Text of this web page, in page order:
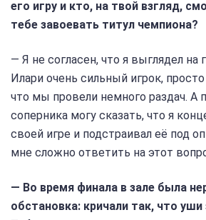
его игру и кто, на твой взгляд,
тебе завоевать титул чемпиона?
— Я не согласен, что я выглядел на
Илари очень сильный игрок,
что мы провели немного раздач. А
соперника могу сказать, что я
своей игре и подстраивал её под
мне сложно ответить на этот
— Во время финала в зале была
обстановка: кричали так, что